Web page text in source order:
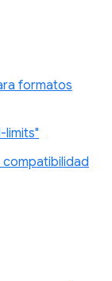
formatos
limits"